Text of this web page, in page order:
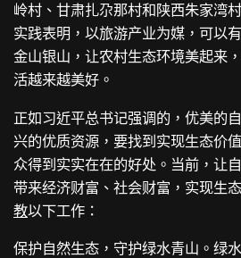
岭村、甘肃扎尕那村和陕西朱家湾
实践表明，以旅游产业为媒，可以
金山银山，让农村生态环境美起来
活越来越美好。
正如习近平总书记强调的，优美的
兴的优质资源，要找到实现生态价
众得到实实在在的好处。当前，让
带来经济财富、社会财富，实现生
教以下工作：
保护自然生态，守护绿水青山。绿